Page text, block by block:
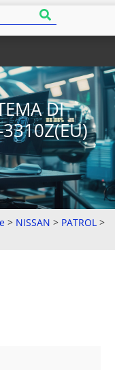
DI
> NISSAN > PATROL >